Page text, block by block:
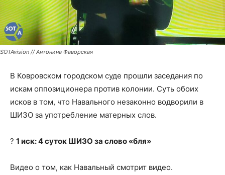
SOTAvision // Антонина Фаворская
В Ковровском городском суде прошли заседания по
искам оппозиционера против колонии. Суть обоих
исков в том, что Навального незаконно водворили в
ШИЗО за употребление матерных слов.
? 1 иск: 4 суток ШИЗО за слово «бля»
Видео о том, как Навальный смотрит видео.